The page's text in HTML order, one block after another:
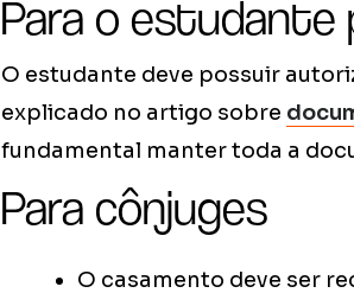
Para o estudante
O estudante deve possuir
explicado no artigo sobre
fundamental manter toda a
Para cônjuges
O casamento deve ser